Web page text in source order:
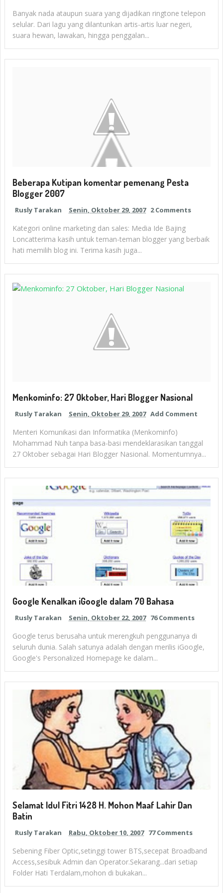
Banyak nada ataupun suara yang dijadikan ringtone telepon
selular. Dari lagu yang dilantunkan artis-artis luar negeri,
suara hewan, lawakan, hingga penggalan...
Beberapa Kutipan komentar pemenang Pesta
Blogger 2007
Rusly Tarakan Senin, Oktober 29, 2007 2 Comments
Kategori online marketing dan sales: Media Ide Bajing
Loncatterima kasih untuk teman-teman blogger yang berbaik
hati memilih blog ini. Terima kasih juga...
Menkominfo: 27 Oktober, Hari Blogger Nasional
Rusly Tarakan Senin, Oktober 29, 2007 Add Comment
Menteri Komunikasi dan Informatika (Menkominfo)
Mohammad Nuh tanpa basa-basi mendeklarasikan tanggal
27 Oktober sebagai Hari Blogger Nasional. Momentumnya...
Google Kenalkan iGoogle dalam 70 Bahasa
Rusly Tarakan Senin, Oktober 22, 2007 76 Comments
Google terus berusaha untuk merengkuh penggunanya di
seluruh dunia. Salah satunya adalah dengan merilis iGoogle,
Google's Personalized Homepage ke dalam...
Selamat Idul Fitri 1428 H. Mohon Maaf Lahir Dan
Batin
Rusly Tarakan Rabu, Oktober 10, 2007 77 Comments
Sebening Fiber Optic,setinggi tower BTS,secepat Broadband
Access,sesibuk Admin dan Operator.Sekarang...dari setiap
Folder Hati Terdalam,mohon di bukakan...